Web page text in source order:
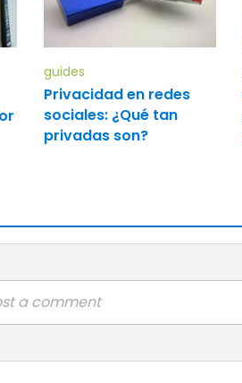
guides
Privacidad en redes
sociales: ¿Qué tan
privadas son?
a comment